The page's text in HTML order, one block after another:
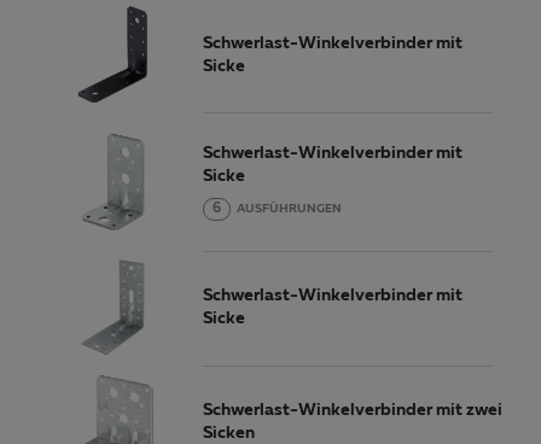
Schwerlast-Winkelverbinder mit
Sicke
Schwerlast-Winkelverbinder mit
Sicke
6 AUSFÜHRUNGEN
Schwerlast-Winkelverbinder mit
Sicke
Schwerlast-Winkelverbinder mit zwei
Sicken